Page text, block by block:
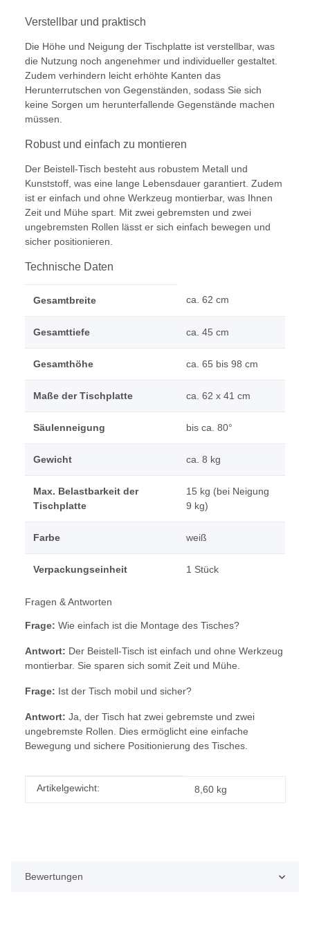
Verstellbar und praktisch
Die Höhe und Neigung der Tischplatte ist verstellbar, was
die Nutzung noch angenehmer und individueller gestaltet.
Zudem verhindern leicht erhöhte Kanten das
Herunterrutschen von Gegenständen, sodass Sie sich
keine Sorgen um herunterfallende Gegenstände machen
müssen.
Robust und einfach zu montieren
Der Beistell-Tisch besteht aus robustem Metall und
Kunststoff, was eine lange Lebensdauer garantiert. Zudem
ist er einfach und ohne Werkzeug montierbar, was Ihnen
Zeit und Mühe spart. Mit zwei gebremsten und zwei
ungebremsten Rollen lässt er sich einfach bewegen und
sicher positionieren.
Technische Daten
Gesamtbreite ca. 62 cm
Gesamttiefe ca. 45 cm
Gesamthöhe ca. 65 bis 98 cm
Maße der Tischplatte ca. 62 x 41 cm
Säulenneigung bis ca. 80°
Gewicht ca. 8 kg
Max. Belastbarkeit der
Tischplatte
15 kg (bei Neigung
9 kg)
Farbe weiß
Verpackungseinheit 1 Stück
Fragen & Antworten
Frage: Wie einfach ist die Montage des Tisches?
Antwort: Der Beistell-Tisch ist einfach und ohne Werkzeug
montierbar. Sie sparen sich somit Zeit und Mühe.
Frage: Ist der Tisch mobil und sicher?
Antwort: Ja, der Tisch hat zwei gebremste und zwei
ungebremste Rollen. Dies ermöglicht eine einfache
Bewegung und sichere Positionierung des Tisches.
Produkteigenschaft
Wert
Artikelgewicht: 8,60 kg
Bewertungen